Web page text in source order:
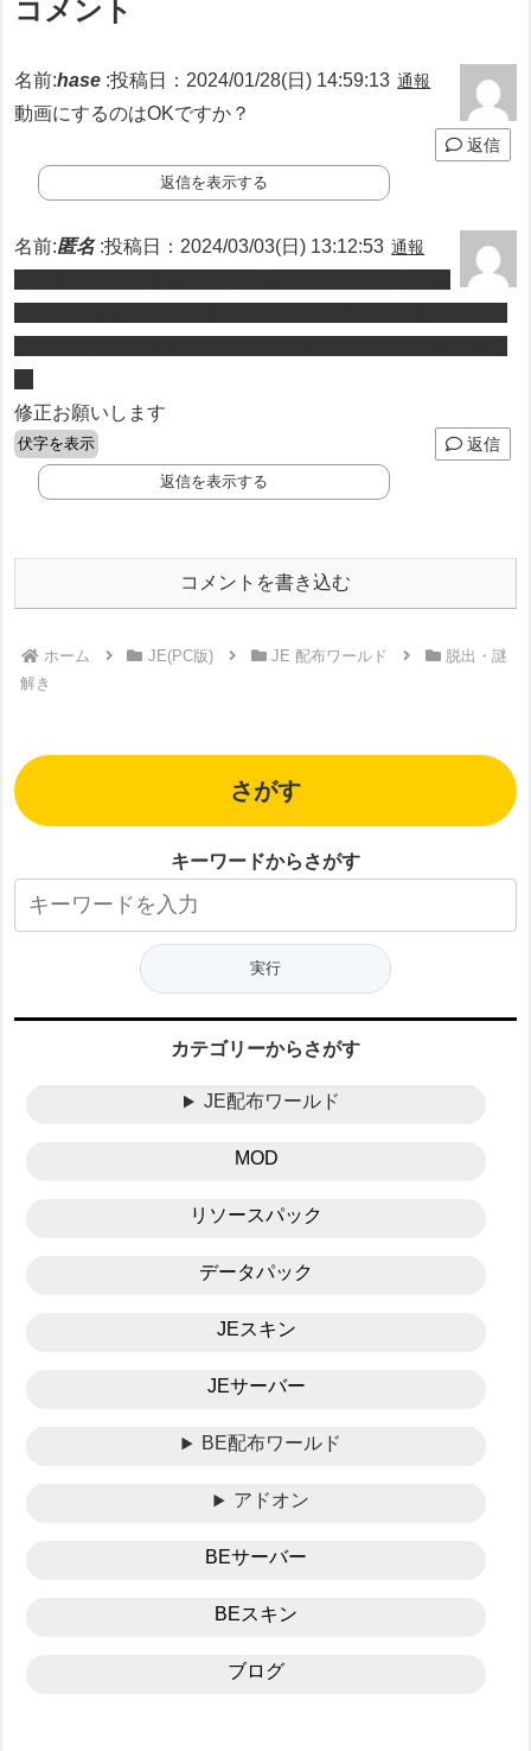
コメント
名前:hase :投稿日：2024/01/28(日) 14:59:13 通報
動画にするのはOKですか？
返信
返信を表示する
名前:匿名:投稿日：2024/03/03(日) 13:12:53 通報
エンダーパールを使って上に飛ぶところで エンダ
修正お願いします
伏字を表示 返信
返信を表示する
コメントを書き込む
ホーム JE(PC版) JE 配布ワールド
脱出・謎
解き
さがす
キーワードからさがす
カテゴリーからさがす
JE配布ワールド
MOD
リソースパック
データパック
JEスキン
JEサーバー
BE配布ワールド
アドオン
BEサーバー
BEスキン
ブログ